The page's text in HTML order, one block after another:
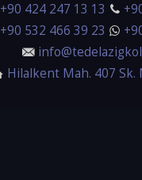
+90 424 247 13 13
+90 532 466 39 23
Hilalkent Mah. 407 Sk.